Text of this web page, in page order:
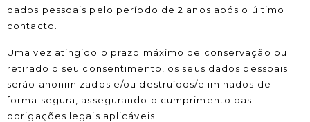
dados pessoais pelo período de 2 anos após o último
contacto.
Uma vez atingido o prazo máximo de conservação ou
retirado o seu consentimento, os seus dados pessoais
serão anonimizados e/ou destruídos/eliminados de
forma segura, assegurando o cumprimento das
obrigações legais aplicáveis.